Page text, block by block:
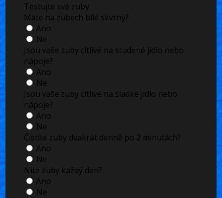
Testujte své zuby
Máte na zubech bílé skvrny?
Ano
Ne
Jsou vaše zuby citlivé na studené jídlo nebo
nápoje?
Ano
Ne
Jsou vaše zuby citlivé na sladké jídlo nebo
nápoje?
Ano
Ne
Čistíte zuby dvakrát denně po 2 minutách?
Ano
Ne
Nite zuby každý den?
Ano
Ne